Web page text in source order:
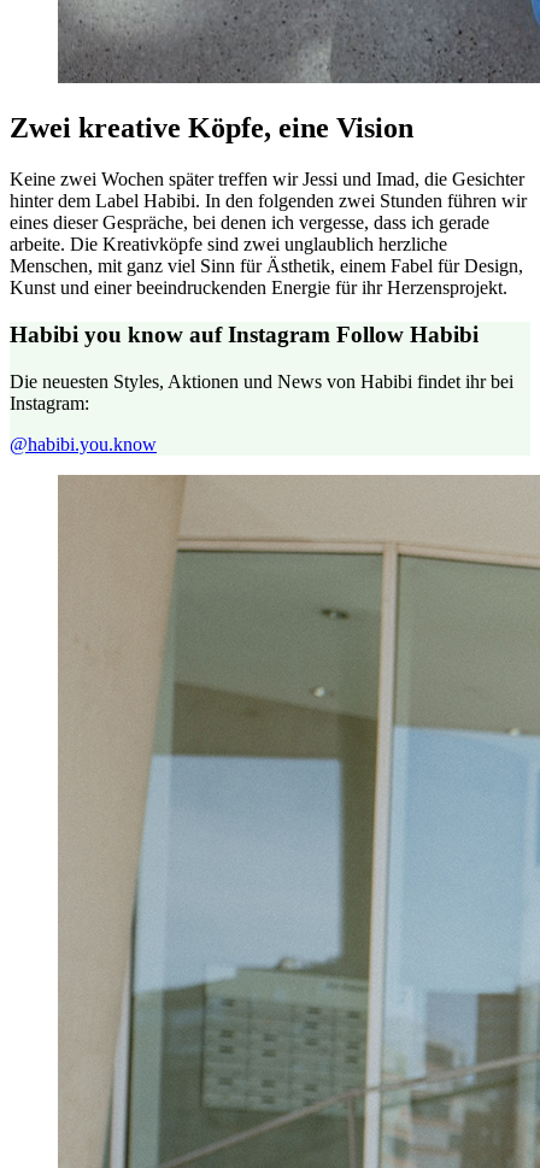
Zwei kreative Köpfe, eine Vision
Keine zwei Wochen später treffen wir Jessi und Imad, die Gesichter
hinter dem Label Habibi. In den folgenden zwei Stunden führen wir
eines dieser Gespräche, bei denen ich vergesse, dass ich gerade
arbeite. Die Kreativköpfe sind zwei unglaublich herzliche
Menschen, mit ganz viel Sinn für Ästhetik, einem Fabel für Design,
Kunst und einer beeindruckenden Energie für ihr Herzensprojekt.
Habibi you know auf Instagram Follow Habibi
Die neuesten Styles, Aktionen und News von Habibi findet ihr bei
Instagram:
@habibi.you.know